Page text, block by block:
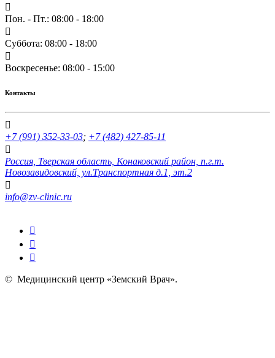
Пон. - Пт.: 08:00 - 18:00
Суббота: 08:00 - 18:00
Воскресенье: 08:00 - 15:00
Контакты
+7 (991) 352-33-03; +7 (482) 427-85-11
Россия, Тверская область, Конаковский район, п.г.т.
Новозавидовский, ул.Транспортная д.1, эт.2
info@zv-clinic.ru
© Медицинский центр «Земский Врач».